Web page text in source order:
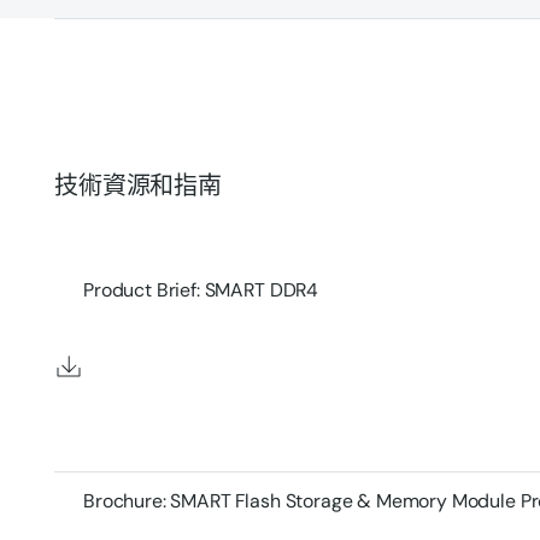
技術資源和指南
Product Brief: SMART DDR4
Brochure: SMART Flash Storage & Memory Module